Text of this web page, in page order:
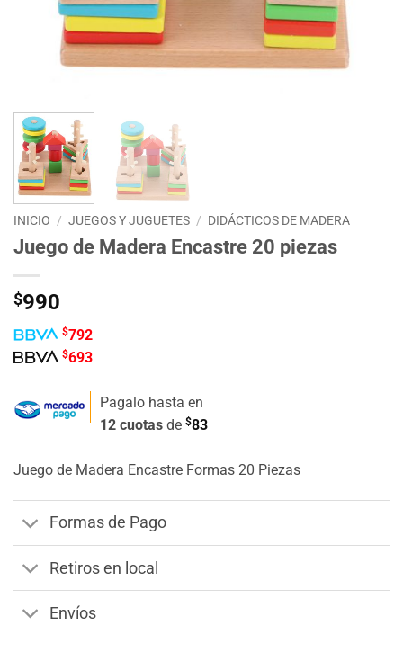
INICIO / JUEGOS Y JUGUETES / DIDÁCTICOS DE MADERA
Juego de Madera Encastre 20 piezas
$990
$792
$693
Pagalo hasta en
12 cuotas de $83
Juego de Madera Encastre Formas 20 Piezas
Formas de Pago
Retiros en local
Envíos